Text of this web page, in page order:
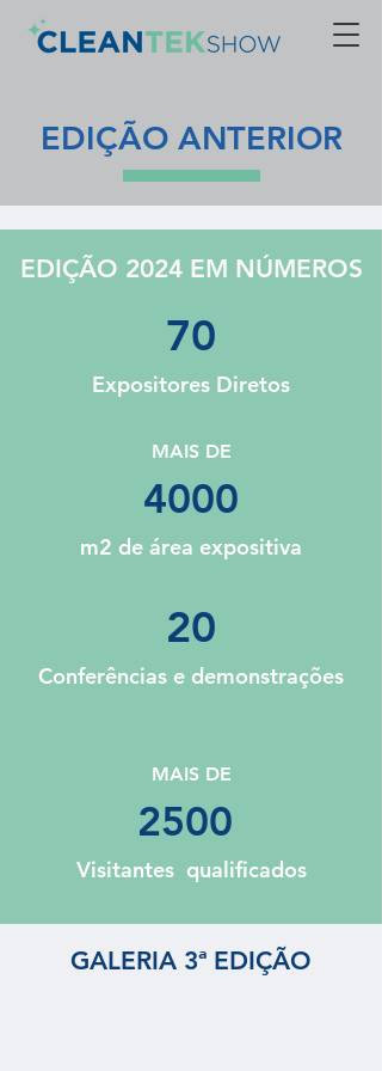
EDIÇÃO ANTERIOR
EDIÇÃO 2024 EM NÚMEROS
70
Expositores Diretos
MAIS DE
4000
m2 de área expositiva
20
Conferências e demonstrações
MAIS DE
2500
Visitantes qualificados
GALERIA 3ª EDIÇÃO